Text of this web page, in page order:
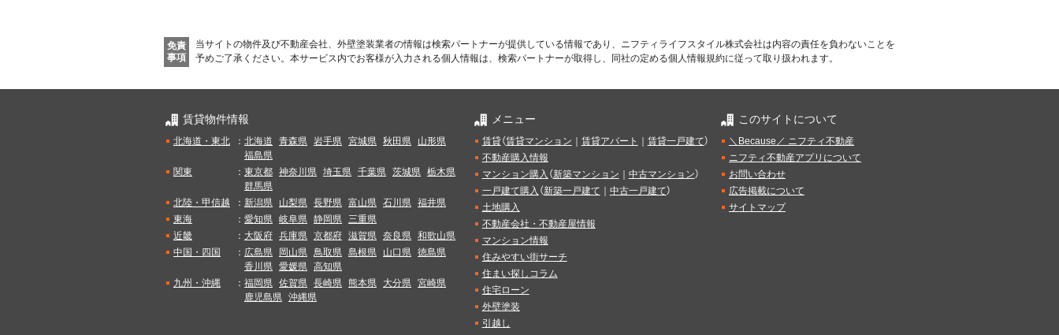
免責
事項
当サイトの物件及び不動産会社、外壁塗装業者の情報は検索パートナーが提供している情報であり、ニフティライフスタイル株式会社は内容の責任を負わないことを
予めご了承ください。 本サービス内でお客様が入力される個人情報は、検索パートナーが取得し、同社の定める個人情報規約に従って取り扱われます。
賃貸物件情報
北海道・東北 ： 北海道 青森県 岩手県 宮城県 秋田県
山形県
福島県
関東
： 東京都 神奈川県 埼玉県 千葉県 茨城県 栃木県
群馬県
北陸・甲信越
： 新潟県 山梨県 長野県 富山県 石川県 福井県
東海
： 愛知県 岐阜県 静岡県 三重県
近畿
： 大阪府 兵庫県 京都府 滋賀県 奈良県 和歌山県
中国・四国
： 広島県 岡山県 鳥取県 島根県 山口県 徳島県
香川県 愛媛県 高知県
九州・沖縄
： 福岡県 佐賀県 長崎県 熊本県 大分県 宮崎県
鹿児島県 沖縄県
メニュー
賃貸（賃貸マンション 賃貸アパート 賃貸一戸建て）
不動産購入情報
マンション購入 （新築マンション 中古マンション）
一戸建て購入 （新築一戸建て 中古一戸建て）
土地購入
不動産会社・不動産屋情報
マンション情報
住みやすい街サーチ
住まい探しコラム
住宅ローン
外壁塗装
引越し
このサイトについて
＼Because／ ニフティ不動産
ニフティ不動産アプリについて
お問い合わせ
広告掲載について
サイトマップ